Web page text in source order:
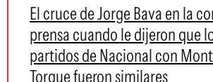
El cruce de Jorge Bava en la
prensa cuando le dijeron que
partidos de Nacional con
Torque fueron similares